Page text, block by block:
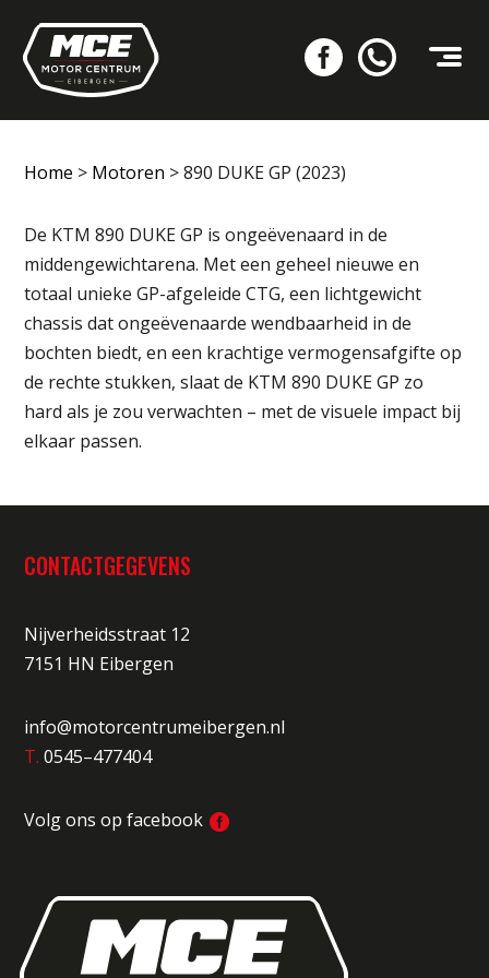
Home > Motoren >890 DUKE GP (2023)
De KTM 890 DUKE GP is ongeëvenaard in de
middengewichtarena. Met een geheel nieuwe en
totaal unieke GP-afgeleide CTG, een lichtgewicht
chassis dat ongeëvenaarde wendbaarheid in de
bochten biedt, en een krachtige vermogensafgifte op
de rechte stukken, slaat de KTM 890 DUKE GP zo
hard als je zou verwachten – met de visuele impact bij
elkaar passen.
CONTACTGEGEVENS
Nijverheidsstraat 12
7151 HN Eibergen
info@motorcentrumeibergen.nl
T. 0545–477404
Volg ons op facebook